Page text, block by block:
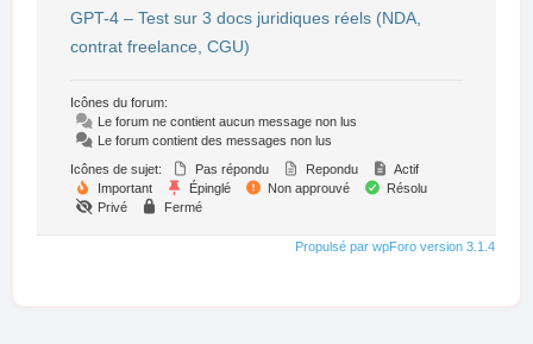
GPT-4 – Test sur 3 docs juridiques réels (NDA,
contrat freelance, CGU)
Icônes du forum:
Le forum ne contient aucun message non lus
Le forum contient des messages non lus
Icônes de sujet:
Pas répondu Repondu
Actif
Important
Épinglé Non approuvé
Résolu
Privé
Fermé
Propulsé par wpForo version 3.1.4